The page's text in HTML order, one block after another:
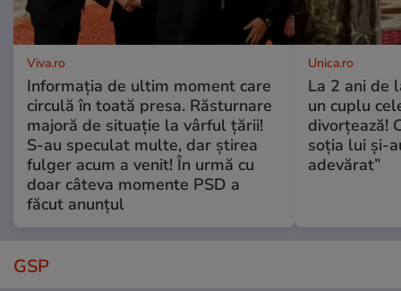
Viva.ro
Informația de ultim moment care
circulă în toată presa. Răsturnare
majoră de situație la vârful țării!
S-au speculat multe, dar știrea
fulger acum a venit! În urmă cu
doar câteva momente PSD a
făcut anunțul
Unica.ro
La 2 ani de
un cuplu
divorțează!
soția lui și-
adevărat”
GSP